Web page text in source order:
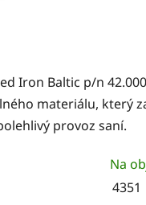
Iron Baltic p/n
materiálu, který
provoz saní.
Na
4351